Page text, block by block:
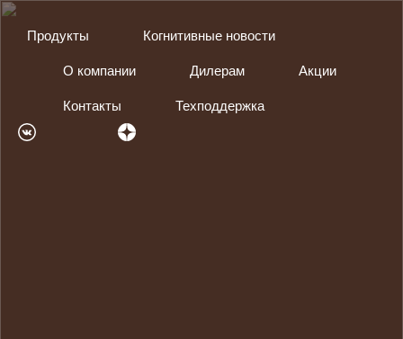
Продукты Когнитивные новости
О компании Дилерам Акции
Контакты Техподдержка